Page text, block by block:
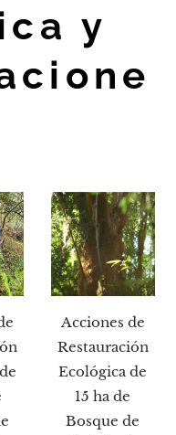
y
Acciones de
Restauración
Ecológica de
15 ha de
Bosque de